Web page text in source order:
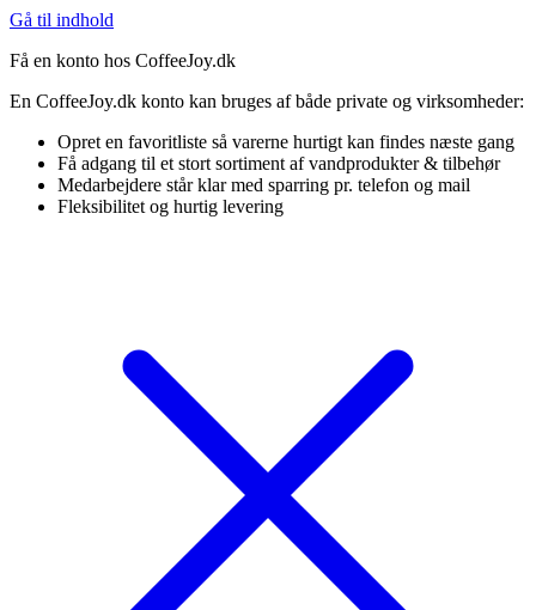
Gå til indhold
Få en konto hos CoffeeJoy.dk
En CoffeeJoy.dk konto kan bruges af både private og virksomheder:
Opret en favoritliste så varerne hurtigt kan findes næste gang
Få adgang til et stort sortiment af vandprodukter & tilbehør
Medarbejdere står klar med sparring pr. telefon og mail
Fleksibilitet og hurtig levering